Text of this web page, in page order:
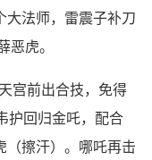
大法师，雷震子补刀
虎。
宫前出合技，免得
护回归金吒，配合
（擦汗）。哪吒再击